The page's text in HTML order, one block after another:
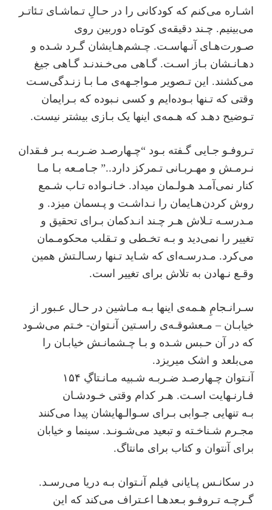
اﺷـﺎره ﻣﯽﮐﻨﻢ ﮐﻪ ﮐﻮدﮐﺎﻧﯽ را در ﺣـﺎلِ ﺗـﻤﺎﺷـﺎی ﺗـﺌﺎﺗـﺮ
ﻣﯽﺑﯿﻨﯿﻢ. ﭼـﻨﺪ دﻗﯿﻘﻪی ﮐﻮﺗـﺎه دورﺑﯿﻦ روی
ﺻـﻮرتﻫـﺎی آﻧـﻬﺎﺳـﺖ. ﭼـﺸﻢﻫـﺎﯾﺸﺎن ﮔـﺮد ﺷـﺪه و
دﻫـﺎﻧـﺸﺎن ﺑـﺎز اﺳـﺖ. ﮔـﺎﻫﯽ ﻣﯽﺧـﻨﺪﻧـﺪ ﮔـﺎﻫﯽ ﺟﯿﻎ
ﻣﯽﮐﺸﻨﺪ. اﯾﻦ ﺗـﺼﻮﯾﺮ ﻣـﻮاﺟـﻬﻪی ﻣـﺎ ﺑـﺎ زﻧـﺪﮔﯽﺳـﺖ
وﻗﺘﯽ ﮐﻪ ﺗـﻨﻬﺎ ﺑـﻮده‌اﯾﻢ و ﮐﺴﯽ ﻧـﺒﻮده ﮐﻪ ﺑـﺮاﯾﻤﺎن
ﺗـﻮﺿﯿﺢ دﻫـﺪ ﮐﻪ ﻫـﻤﻪی اﯾﻨﻬﺎ ﯾﮏ ﺑـﺎزی ﺑﯿﺸﺘﺮ ﻧﯿﺴﺖ.
ﺗـﺮوﻓـﻮ ﺟـﺎﯾﯽ ﮔـﻔﺘﻪ ﺑـﻮد “ﭼـﻬﺎرﺻـﺪ ﺿـﺮﺑـﻪ ﺑـﺮ ﻓـﻘﺪان
ﻧـﺮﻣـﺶ و ﻣﻬـﺮﺑـﺎﻧﯽ ﺗـﻤﺮﮐﺰ دارد..” ﺟـﺎﻣـﻌﻪ ﺑـﺎ ﻣـﺎ
ﮐﻨﺎر ﻧﻤﯽآﻣـﺪ ﻫـﻮﻟـﻤﺎن ﻣﯿﺪاد. ﺧـﺎﻧـﻮاده ﺗـﺎب ﺷـﻤﻊ
روش ﮐﺮدنﻫـﺎﯾﻤﺎن را ﻧـﺪاﺷـﺖ و ﭘـﺴﻤﺎن ﻣﯿﺰد. و
ﻣـﺪرﺳـﻪ ﺗـﻼش ﻫـﺮ ﭼـﻨﺪ اﻧـﺪﮐﻤﺎن ﺑـﺮای ﺗﺤﻘﯿﻖ و
تغییر را ﻧﻤﯽدﯾﺪ و ﺑـﻪ ﺗﺨـﻄﯽ و ﺗـﻘﻠﺐ ﻣﺤﮑﻮﻣـﻤﺎن
ﻣﯽﮐﺮد. ﻣـﺪرﺳـﻪای ﮐﻪ ﺷـﺎﯾﺪ ﺗـﻨﻬﺎ رﺳـﺎﻟـﺘﺶ ﻫﻤﯿﻦ
وﻗـﻊ ﻧـﻬﺎدن ﺑﻪ ﺗﻼش ﺑﺮای تغییر اﺳﺖ.
ﺳـﺮاﻧـﺠﺎمِ ﻫـﻤﻪی اﯾﻨﻬﺎ ﺑـﻪ ﻣـﺎﺷﯿﻦ در ﺣـﺎل ﻋـﺒﻮر از
ﺧﯿﺎﺑـﺎن – ﻣـﻌﺸﻮﻗـﻪی راﺳـﺘﯿﻦ آﻧـﺘﻮان- ﺧـﺘﻢ ﻣﯽﺷـﻮد
ﮐﻪ در آن ﺣـﺒﺲ ﺷـﺪه و ﺑـﺎ ﭼـﺸﻤﺎﻧـﺶ ﺧﯿﺎﺑـﺎن را
می‌بلعد و اﺷﮏ ﻣﯿﺮﯾﺰد.
آﻧـﺘﻮان ﭼـﻬﺎرﺻـﺪ ﺿـﺮﺑـﻪ ﺷـﺒﯿﻪ ﻣـﺎﻧـﺘﺎگِ ۱۵۴
ﻓـﺎرﻧـﻬﺎﯾﺖ اﺳـﺖ. ﻫـﺮ ﮐﺪام وﻗﺘﯽ ﺧـﻮدﺷـﺎن
ﺑـﻪ تنهایی ﺟـﻮاﺑﯽ ﺑـﺮای ﺳـﻮاﻟـﻬﺎﯾﺸﺎن ﭘﯿﺪا ﻣﯽﮐﻨﻨﺪ
ﻣﺠـﺮم ﺷـﻨﺎﺧـﺘﻪ و ﺗﺒﻌﯿﺪ ﻣﯽﺷـﻮﻧـﺪ. ﺳﯿﻨﻤﺎ و ﺧﯿﺎﺑﺎن
ﺑﺮای آﻧﺘﻮان و ﮐﺘﺎب ﺑﺮای ﻣﺎﻧﺘﺎگ.
در ﺳﮑﺎﻧـﺲ ﭘـﺎﯾﺎﻧﯽ ﻓﯿﻠﻢ آﻧـﺘﻮان ﺑـﻪ درﯾﺎ ﻣﯽرﺳـﺪ.
ﮔـﺮﭼـﻪ ﺗـﺮوﻓـﻮ ﺑـﻌﺪﻫـﺎ اﻋـﺘﺮاف ﻣﯽﮐﻨﺪ ﮐﻪ اﯾﻦ